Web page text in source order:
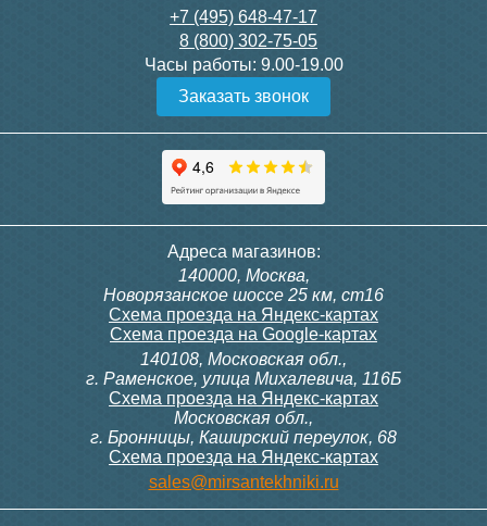
Конвектор ITT.080.200.1300
с решеткой GRILL.SGW-20-
Конвектор ITT.080.200.1000
с решеткой GRILL.SGW-20-
Конвектор ITT.080.200.1000
с решеткой GRILL.SGW-20-
Конвектор ITT.080.200.900 с
решеткой GRILL.SGA-20-
6 200
Подробнее Подробнее
Siemens VDN 115, прямой
3 300
ITTB на DIN рейку
23 500
+7 (495) 648-47-17
8 (800) 302-75-05
Часы работы: 9.00-19.00
Заказать звонок
Адреса магазинов:
140000, Москва,
Новорязанское шоссе 25 км, ст16
Схема проезда на Яндекс-картах
Схема проезда на Google-картах
140108, Московская обл.,
г. Раменское, улица Михалевича, 116Б
Схема проезда на Яндекс-картах
Московская обл.,
г. Бронницы, Каширский переулок, 68
Схема проезда на Яндекс-картах
sales@mirsantekhniki.ru